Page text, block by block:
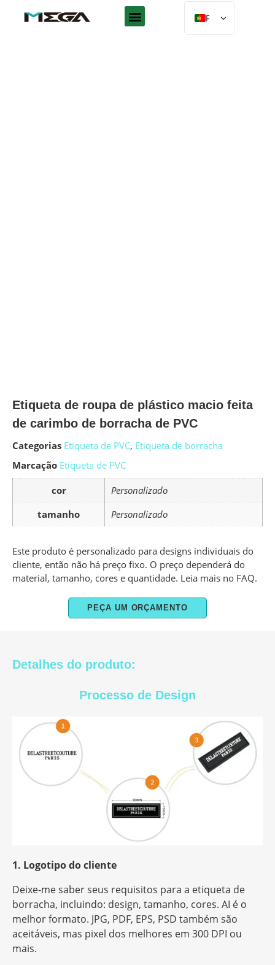
EN
Etiqueta de roupa de plástico macio feita
de carimbo de borracha de PVC
Categorias Etiqueta de PVC, Etiqueta de borracha
Marcação Etiqueta de PVC
cor
Personalizado
tamanho
Personalizado
Este produto é personalizado para designs individuais do
cliente, então não há preço fixo. O preço dependerá do
material, tamanho, cores e quantidade. Leia mais no FAQ.
PEÇA UM ORÇAMENTO
Detalhes do produto:
Processo de Design
1. Logotipo do cliente
Deixe-me saber seus requisitos para a etiqueta de
borracha, incluindo: design, tamanho, cores. AI é o
melhor formato. JPG, PDF, EPS, PSD também são
aceitáveis, mas pixel dos melhores em 300 DPI ou
mais.